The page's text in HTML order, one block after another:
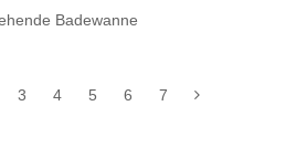
Badewanne
3 4 5 6 7